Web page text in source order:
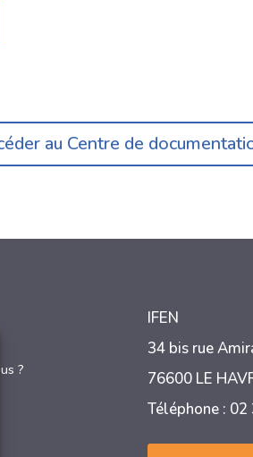
au Centre de
?
IFEN
34 bis rue
76600 LE
Téléphone :